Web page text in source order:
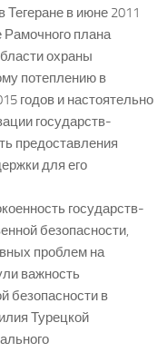
в июне 2011
Рамочного плана
охраны
потеплению в
годов и настоятельно
государств-
предоставления
для его
государств-
безопасности,
проблем на
важность
безопасности в
Турецкой